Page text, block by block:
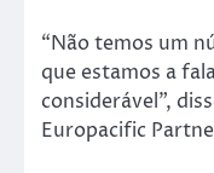
“Não temos um
que estamos a
considerável”,
Europacific